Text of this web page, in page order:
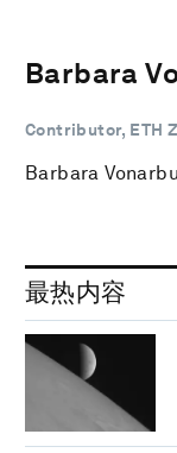
Barbara
Contributor, ETH
Barbara
最热内容